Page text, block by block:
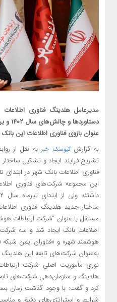
مدیرعامل هلدینگ فناوری
عنوان بازوی فناوری اطلاعات این
به گزارشکیوسک خبربه نقل از
تشریح فرایند ایجاد و تشکیل
فناوری اطلاعات بانک شهر در
این مجموعه شرکت‌های فناوری
ساختار جدید هلدینگ فناوری
مستقل با عنوان “شرکت ارتباطات
اطلاعات بانک ایجاد شد و سه شرکت
هوشمند شهر» و «فناوران ایمن
به‌عنوان شرکت‌های تابعه این هلدینگ
نوری مأموریت اصلی شرکت
هلدینگ و سازمان‌دهی شرکت‌های
کرد و گفت: با وجود گذشت زمان